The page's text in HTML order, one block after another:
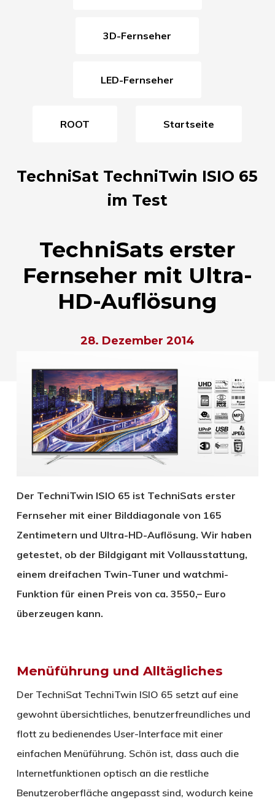
3D-Fernseher
LED-Fernseher
ROOT Startseite
TechniSat TechniTwin ISIO 65
im Test
TechniSats erster
Fernseher mit Ultra-
HD-Auflösung
28. Dezember 2014
Der TechniTwin ISIO 65 ist TechniSats erster
Fernseher mit einer Bilddiagonale von 165
Zentimetern und Ultra-HD-Auflösung. Wir haben
getestet, ob der Bildgigant mit Vollausstattung,
einem dreifachen Twin-Tuner und watchmi-
Funktion für einen Preis von ca. 3550,– Euro
überzeugen kann.
Menüführung und Alltägliches
Der TechniSat TechniTwin ISIO 65 setzt auf eine
gewohnt übersichtliches, benutzerfreundliches und
flott zu bedienendes User-Interface mit einer
einfachen Menüführung. Schön ist, dass auch die
Internetfunktionen optisch an die restliche
Benutzeroberfläche angepasst sind, wodurch keine